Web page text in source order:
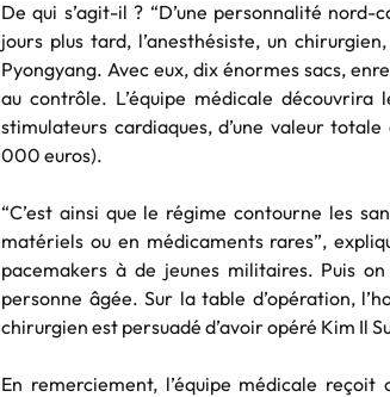
De qui s’agit-il ? “D’une personnalité nord-
jours plus tard, l’anesthésiste, un
Pyongyang. Avec eux, dix énormes sacs,
au contrôle. L’équipe médicale
stimulateurs cardiaques, d’une valeur
000 euros).
“C’est ainsi que le régime contourne les
matériels ou en médicaments rares”,
pacemakers à de jeunes militaires. Puis
personne âgée. Sur la table d’opération,
chirurgien est persuadé d’avoir opéré Kim Il
En remerciement, l’équipe médicale